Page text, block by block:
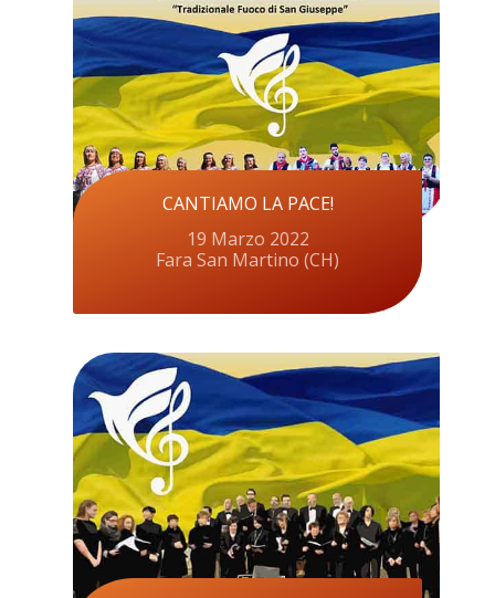
CANTIAMO LA PACE!
19 Marzo 2022
Fara San Martino (CH)